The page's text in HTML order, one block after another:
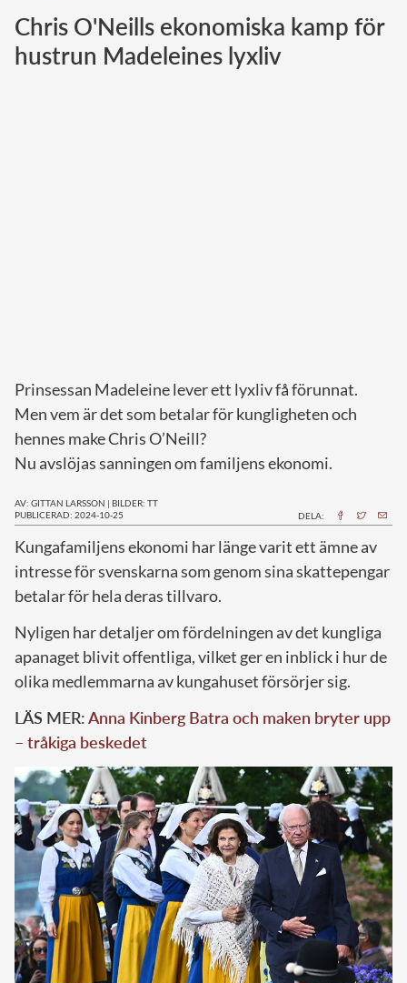
Norska kungahuset
Danska kungahuset
Chris O'Neills ekonomiska kamp för
hustrun Madeleines lyxliv
Prinsessan Madeleine lever ett lyxliv få förunnat.
Men vem är det som betalar för kungligheten och
hennes make Chris O’Neill?
Nu avslöjas sanningen om familjens ekonomi.
AV: GITTAN LARSSON | BILDER: TT
PUBLICERAD: 2024-10-25
DELA:
Kungafamiljens ekonomi har länge varit ett ämne av
intresse för svenskarna som genom sina skattepengar
betalar för hela deras tillvaro.
Nyligen har detaljer om fördelningen av det kungliga
apanaget blivit offentliga, vilket ger en inblick i hur de
olika medlemmarna av kungahuset försörjer sig.
LÄS MER:Anna Kinberg Batra och maken bryter upp
– tråkiga beskedet